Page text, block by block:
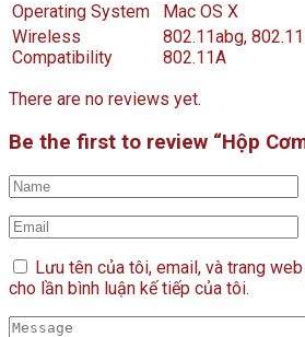
Operating System
Mac OS X
Wireless
Compatibility
802.11abg,
802.11A
There are no reviews yet.
Be the first to review “Hộp
Lưu tên của tôi, email, và trang
cho lần bình luận kế tiếp của tôi.